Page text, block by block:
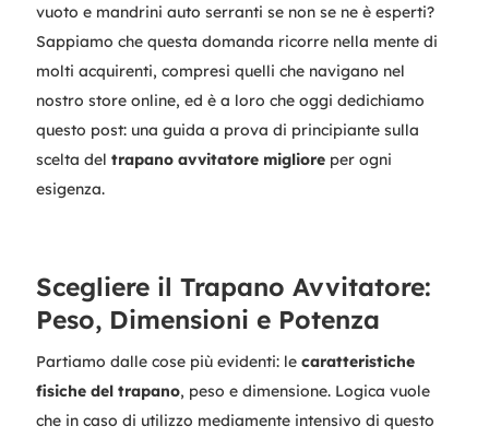
vuoto e mandrini auto serranti se non se ne è esperti?
Sappiamo che questa domanda ricorre nella mente di
molti acquirenti, compresi quelli che navigano nel
nostro store online, ed è a loro che oggi dedichiamo
questo post: una guida a prova di principiante sulla
scelta del trapano avvitatore miglioreper ogni
esigenza.
Scegliere il Trapano Avvitatore:
Peso, Dimensioni e Potenza
Partiamo dalle cose più evidenti: le caratteristiche
fisiche del trapano, peso e dimensione. Logica vuole
che in caso di utilizzo mediamente intensivo di questo